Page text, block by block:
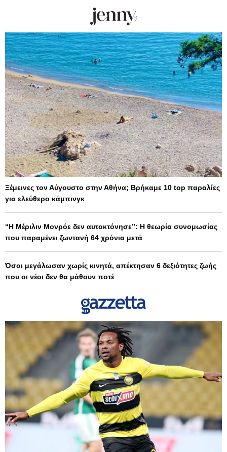
Ξέμεινες τον Αύγουστο στην Αθήνα; Βρήκαμε 10 top παραλίες
για ελεύθερο κάμπινγκ
“Η Μέριλιν Μονρόε δεν αυτοκτόνησε”: Η θεωρία συνομωσίας
που παραμένει ζωντανή 64 χρόνια μετά
Όσοι μεγάλωσαν χωρίς κινητά, απέκτησαν 6 δεξιότητες ζωής
που οι νέοι δεν θα μάθουν ποτέ